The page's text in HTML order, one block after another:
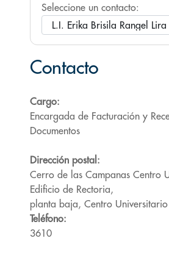
Seleccione un contacto:
Contacto
Cargo:
Encargada de Facturación y
Documentos
Dirección postal:
Cerro de las Campanas Centro
Edificio de Rectoria,
planta baja, Centro Universitario
Teléfono:
3610